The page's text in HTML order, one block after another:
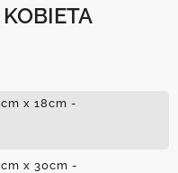
x 18cm -
x 30cm -